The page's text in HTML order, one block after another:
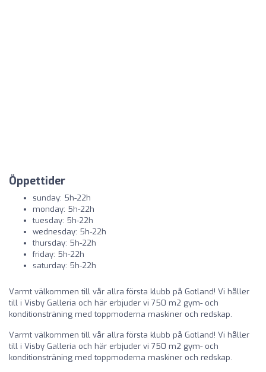
Öppettider
sunday: 5h-22h
monday: 5h-22h
tuesday: 5h-22h
wednesday: 5h-22h
thursday: 5h-22h
friday: 5h-22h
saturday: 5h-22h
Varmt välkommen till vår allra första klubb på Gotland! Vi håller
till i Visby Galleria och här erbjuder vi 750 m2 gym- och
konditionsträning med toppmoderna maskiner och redskap.
Varmt välkommen till vår allra första klubb på Gotland! Vi håller
till i Visby Galleria och här erbjuder vi 750 m2 gym- och
konditionsträning med toppmoderna maskiner och redskap.